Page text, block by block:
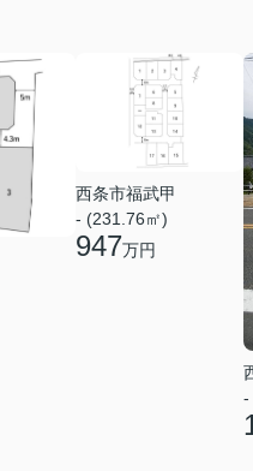
西条市福武甲
- (231.76㎡)
947万円
-